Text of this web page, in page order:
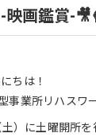
画鑑賞-
ちは！
事業所リハスワ
）に土曜開所を